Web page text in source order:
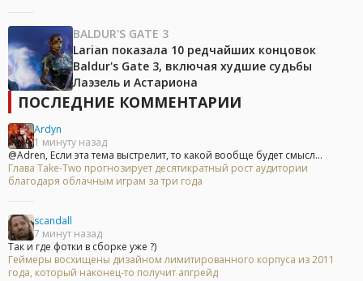
BALDUR'S GATE 3
Larian показала 10 редчайших концовок
Baldur's Gate 3, включая худшие судьбы
Лаэзель и Астариона
ПОСЛЕДНИЕ КОММЕНТАРИИ
Ardyn
1 минуту назад
@Adren, Если эта тема выстрелит, то какой вообще будет смысл...
Глава Take-Two прогнозирует десятикратный рост аудитории
благодаря облачным играм за три года
scandall
7 минут назад
Так и где фотки в сборке уже ?)
Геймеры восхищены дизайном лимитированного корпуса из 2011
года, который наконец-то получит апгрейд